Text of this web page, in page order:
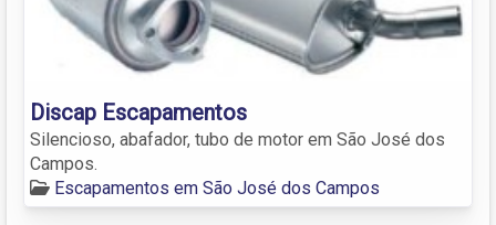
Discap Escapamentos
Silencioso, abafador, tubo de motor em São José dos
Campos.
Escapamentos em São José dos Campos